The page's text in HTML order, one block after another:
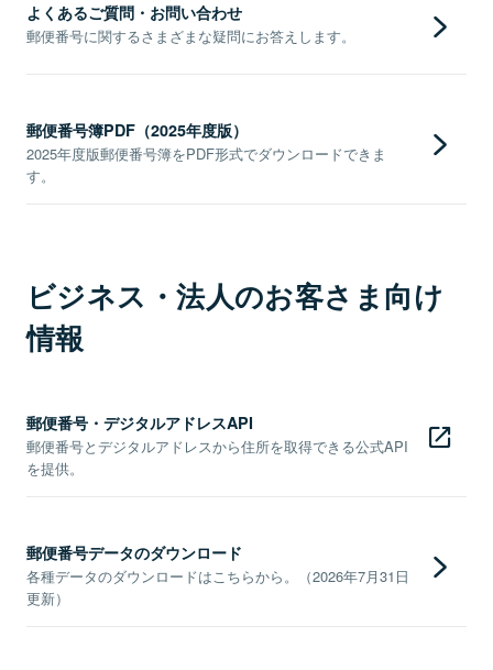
よくあるご質問・お問い合わせ
郵便番号に関するさまざまな疑問にお答えします。
郵便番号簿PDF（2025年度版）
2025年度版郵便番号簿をPDF形式でダウンロードできま
す。
ビジネス・法人のお客さま向け
情報
郵便番号・デジタルアドレスAPI
郵便番号とデジタルアドレスから住所を取得できる公式API
を提供。
郵便番号データのダウンロード
各種データのダウンロードはこちらから。（2026年7月31日
更新）